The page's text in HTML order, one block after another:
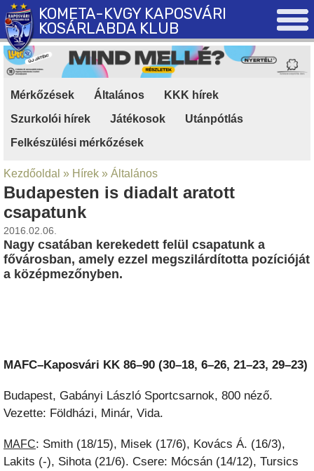
KOMETA-KVGY KAPOSVÁRI
KOSÁRLABDA KLUB
Mérkőzések Általános KKK hírek
Szurkolói hírek
Játékosok Utánpótlás
Felkészülési mérkőzések
Kezdőoldal » Hírek » Általános
Budapesten is diadalt aratott
csapatunk
2016.02.06.
Nagy csatában kerekedett felül csapatunk a
fővárosban, amely ezzel megszilárdította pozícióját
a középmezőnyben.
MAFC–Kaposvári KK 86–90 (30–18, 6–26, 21–23, 29–23)
Budapest, Gabányi László Sportcsarnok, 800 néző.
Vezette: Földházi, Minár, Vida.
MAFC: Smith (18/15), Misek (17/6), Kovács Á. (16/3),
Lakits (-), Sihota (21/6). Csere: Mócsán (14/12), Tursics